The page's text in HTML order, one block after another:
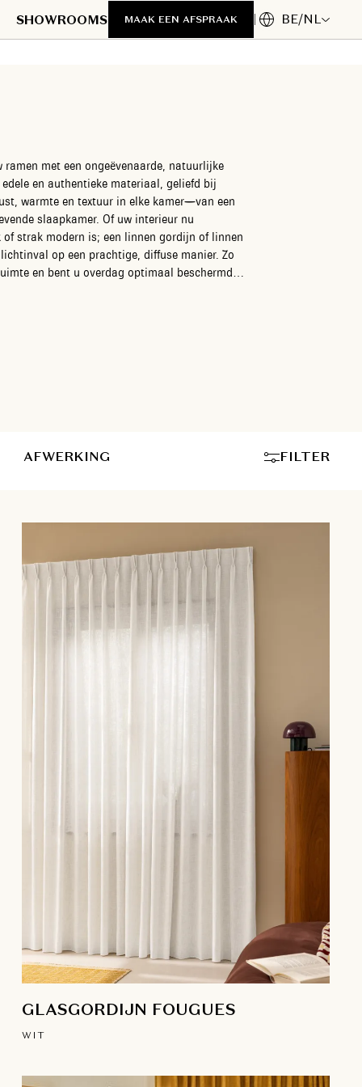
SHOWROOMS MAAK EEN AFSPRAAK BE/NL
met een ongeëvenaarde, natuurlijke
en authentieke materiaal, geliefd bij
warmte en textuur in elke kamer—van een
slaapkamer. Of uw interieur nu
strak modern is; een linnen gordijn of linnen
op een prachtige, diffuse manier. Zo
en bent u overdag optimaal beschermd
ontdekt u een complete collectie linnen stoffen
nemen al het werk van A tot Z uit handen
stijladvies bij u thuis over de
AFWERKING FILTER
GLASGORDIJN FOUGUES
WIT